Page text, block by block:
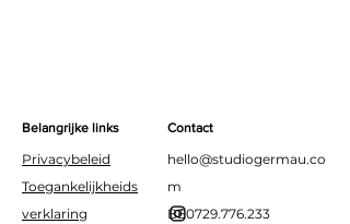
Belangrijke links
Privacybeleid
Toegankelijkheids
verklaring
Contact
hello@studiogermau.co
m
BE0729.776.233